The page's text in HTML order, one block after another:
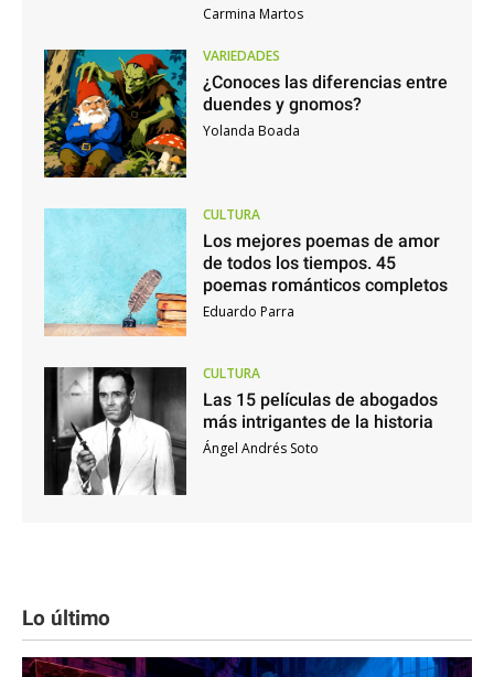
Carmina Martos
VARIEDADES
¿Conoces las diferencias entre
duendes y gnomos?
Yolanda Boada
CULTURA
Los mejores poemas de amor
de todos los tiempos. 45
poemas románticos completos
Eduardo Parra
CULTURA
Las 15 películas de abogados
más intrigantes de la historia
Ángel Andrés Soto
Lo último